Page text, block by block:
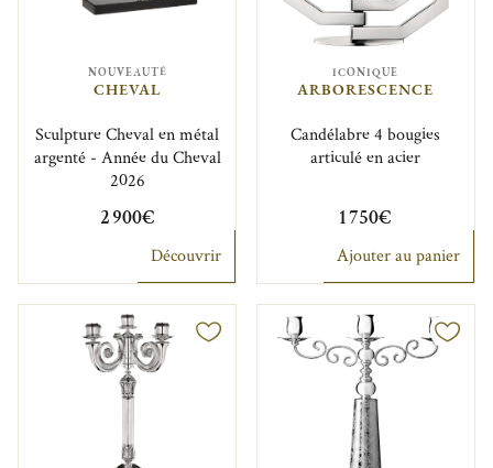
NOUVEAUTÉ
CHEVAL
Sculpture Cheval en métal
argenté - Année du Cheval
2026
2 900€
Découvrir
ICONIQUE
ARBORESCENCE
Candélabre 4 bougies
articulé en acier
1 750€
Ajouter au panier